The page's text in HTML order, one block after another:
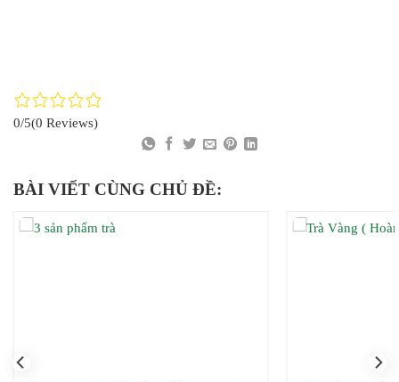
0/5(0 Reviews)
BÀI VIẾT CÙNG CHỦ ĐỀ: